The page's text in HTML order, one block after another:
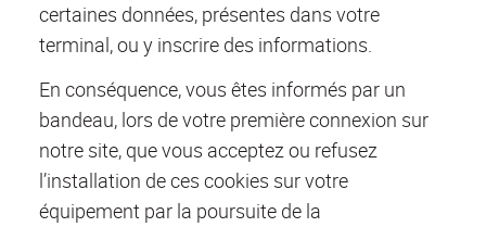
certaines données, présentes dans votre
terminal, ou y inscrire des informations.
En conséquence, vous êtes informés par un
bandeau, lors de votre première connexion sur
notre site, que vous acceptez ou refusez
l’installation de ces cookies sur votre
équipement par la poursuite de la